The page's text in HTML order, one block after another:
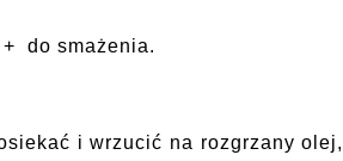
+ do smażenia.
i wrzucić na rozgrzany olej,